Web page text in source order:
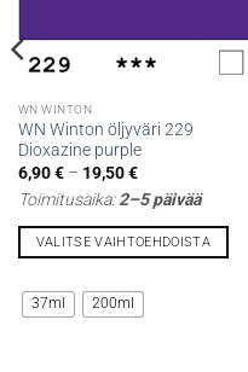
WN WINTON
WN Winton öljyväri 229
Dioxazine purple
6,90€ – 19,50€Hintaluokka:
-
Toimitusaika:2–5 päivää
VALITSE VAIHTOEHDOISTA
tuotteella
on
37ml 200ml